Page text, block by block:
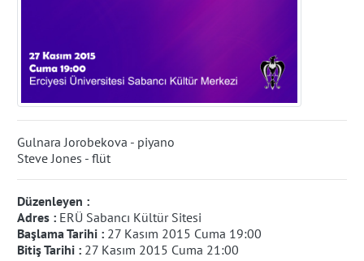
Gulnara Jorobekova - piyano
Steve Jones - flüt
Düzenleyen :
Adres : ERÜ Sabancı Kültür Sitesi
Başlama Tarihi : 27 Kasım 2015 Cuma 19:00
Bitiş Tarihi : 27 Kasım 2015 Cuma 21:00